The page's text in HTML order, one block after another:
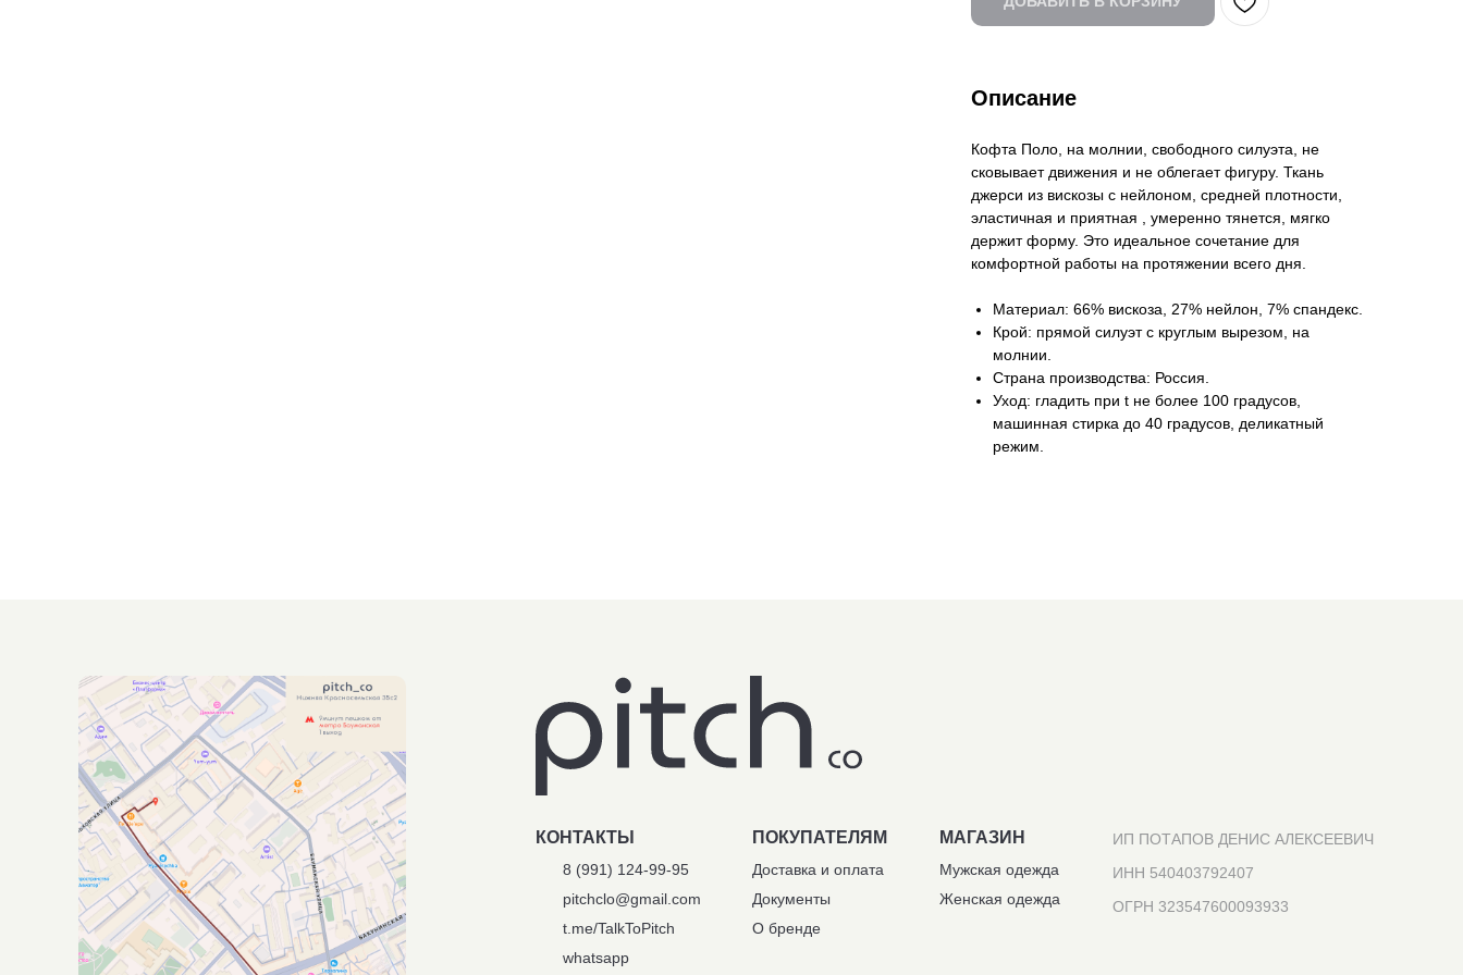
Описание
Кофта Поло, на молнии, свободного силуэта, не
сковывает движения и не облегает фигуру. Ткань
джерси из вискозы с нейлоном, средней плотности,
эластичная и приятная , умеренно тянется, мягко
держит форму. Это идеальное сочетание для
комфортной работы на протяжении всего дня.
Материал: 66% вискоза, 27% нейлон, 7% спандекс.
Крой: прямой силуэт с круглым вырезом, на
молнии.
Страна производства: Россия.
Уход: гладить при t не более 100 градусов,
машинная стирка до 40 градусов, деликатный
режим.
whatsapp
t.me/TalkToPitch
pitchclo@gmail.com
8 (991) 124-99-95
МАГАЗИН
Мужская одежда
Доставка и оплата
Документы
ПОКУПАТЕЛЯМ
КОНТАКТЫ
Женская одежда
О бренде
ИНН 540403792407
ОГРН 323547600093933
ИП ПОТАПОВ ДЕНИС АЛЕКСЕЕВИЧ